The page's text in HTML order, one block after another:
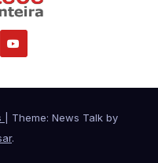
Theme: News Talk by
.